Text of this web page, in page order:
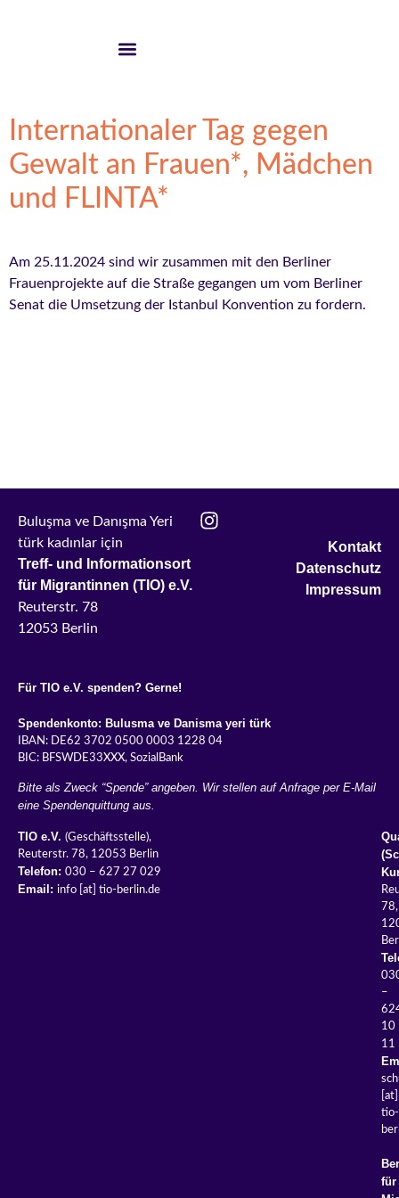
Internationaler Tag gegen
Gewalt an Frauen*, Mädchen
und FLINTA*
Am 25.11.2024 sind wir zusammen mit den Berliner
Frauenprojekte auf die Straße gegangen um vom Berliner
Senat die Umsetzung der Istanbul Konvention zu fordern.
Buluşma ve Danışma Yeri
türk kadınlar için
Treff- und Informationsort
für Migrantinnen (TIO) e.V.
Reuterstr. 78
12053 Berlin
Kontakt
Datenschutz
Impressum
Für TIO e.V. spenden? Gerne!
Spendenkonto: Bulusma ve Danisma yeri türk
IBAN: DE62 3702 0500 0003 1228 04
BIC: BFSWDE33XXX, SozialBank
Bitte als Zweck “Spende” angeben. Wir stellen auf Anfrage per E-Mail
eine Spendenquittung aus.
TIO e.V. (Geschäftsstelle),
Reuterstr. 78, 12053 Berlin
Telefon: 030 – 627 27 029
Email: info [at] tio-berlin.de
78,
–
10
11
at]
tio-
für